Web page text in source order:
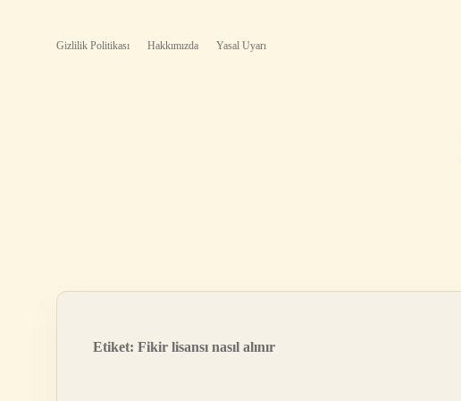
Gizlilik Politikası Hakkımızda Yasal Uyarı
Etiket: Fikir lisansı nasıl alınır